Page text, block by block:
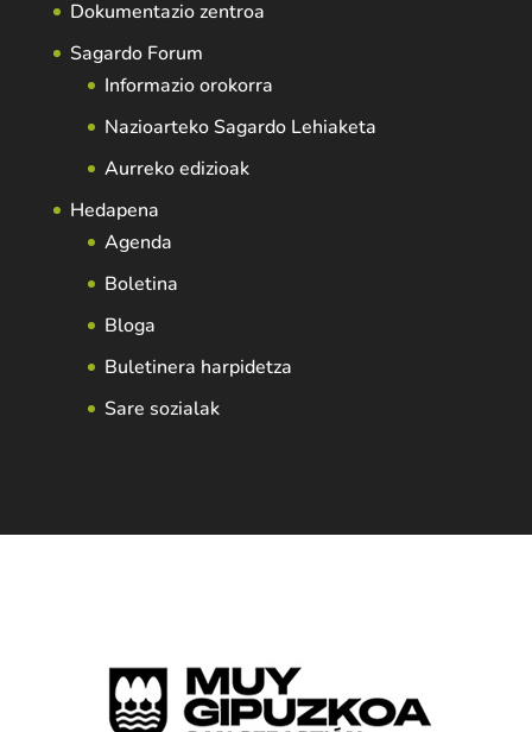
Dokumentazio zentroa
Sagardo Forum
Informazio orokorra
Nazioarteko Sagardo Lehiaketa
Aurreko edizioak
Hedapena
Agenda
Boletina
Bloga
Buletinera harpidetza
Sare sozialak